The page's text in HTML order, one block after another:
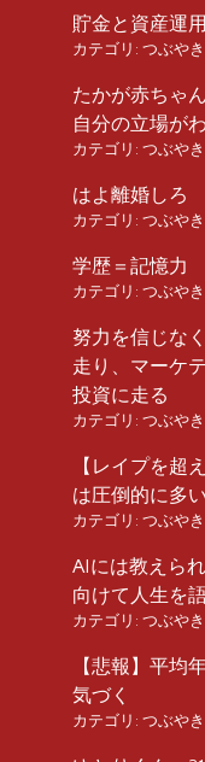
貯金と資産運
カテゴリ: つぶやき
たかが赤ちゃ
自分の立場が
カテゴリ: つぶやき
はよ離婚しろ
カテゴリ: つぶやき
学歴＝記憶力
カテゴリ: つぶやき
努力を信じな
走り、マーケ
投資に走る
カテゴリ: つぶやき
【レイプを
は圧倒的に多
カテゴリ: つぶやき
AIには教えら
向けて人生を
カテゴリ: つぶやき
【悲報】平均
気づく
カテゴリ: つぶやき